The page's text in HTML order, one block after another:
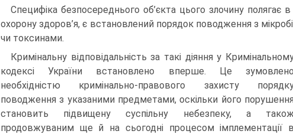
Специфіка безпосереднього об’єкта цього злочину
охорону здоров’я, є встановлений порядок поводження з
чи токсинами.
Кримінальну відповідальність за такі діяння у
кодексі України встановлено вперше. Це зумовлено
необхідністю кримінально-правового захисту
поводження з указаними предметами, оскільки його порушення
становить підвищену суспільну небезпеку, а також
продовжуваним ще й на сьогодні процесом імплементації в